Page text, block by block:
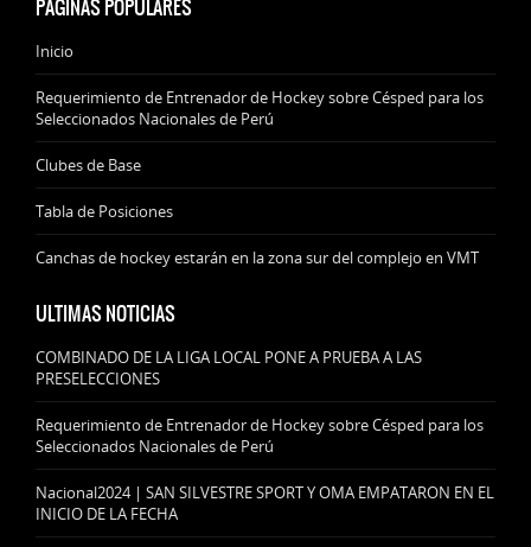
PÁGINAS POPULARES
Inicio
Requerimiento de Entrenador de Hockey sobre Césped para los
Seleccionados Nacionales de Perú
Clubes de Base
Tabla de Posiciones
Canchas de hockey estarán en la zona sur del complejo en VMT
ULTIMAS NOTICIAS
COMBINADO DE LA LIGA LOCAL PONE A PRUEBA A LAS
PRESELECCIONES
Requerimiento de Entrenador de Hockey sobre Césped para los
Seleccionados Nacionales de Perú
Nacional2024 | SAN SILVESTRE SPORT Y OMA EMPATARON EN EL
INICIO DE LA FECHA